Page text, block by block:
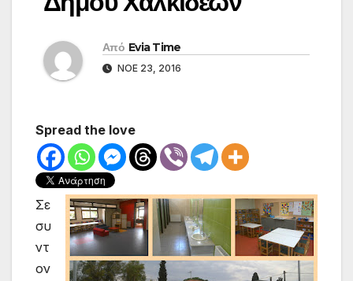
Από Evia Time
ΝΟΈ 23, 2016
Spread the love
Σε
συ
ντ
ον